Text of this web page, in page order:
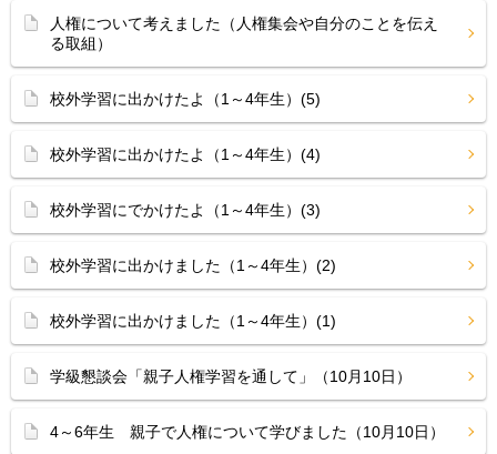
人権について考えました（人権集会や自分のことを伝え
る取組）
校外学習に出かけたよ（1～4年生）(5)
校外学習に出かけたよ（1～4年生）(4)
校外学習にでかけたよ（1～4年生）(3)
校外学習に出かけました（1～4年生）(2)
校外学習に出かけました（1～4年生）(1)
学級懇談会「親子人権学習を通して」（10月10日）
4～6年生 親子で人権について学びました（10月10日）